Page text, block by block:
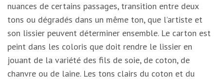
nuances de certains passages, transition entre deux
tons ou dégradés dans un même ton, que l’artiste et
son lissier peuvent déterminer ensemble. Le carton est
peint dans les coloris que doit rendre le lissier en
jouant de la variété des fils de soie, de coton, de
chanvre ou de laine. Les tons clairs du coton et du